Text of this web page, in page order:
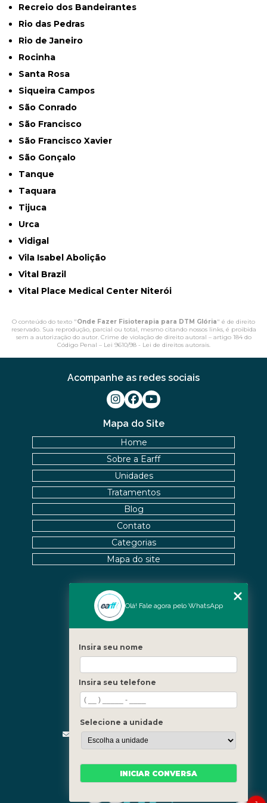
Recreio dos Bandeirantes
Rio das Pedras
Rio de Janeiro
Rocinha
Santa Rosa
Siqueira Campos
São Conrado
São Francisco
São Francisco Xavier
São Gonçalo
Tanque
Taquara
Tijuca
Urca
Vidigal
Vila Isabel Abolição
Vital Brazil
Vital Place Medical Center Niterói
O conteúdo do texto "Onde Fazer Fisioterapia para DTM Glória" é de direito
reservado. Sua reprodução, parcial ou total, mesmo citando nossos links, é proibida
sem a autorização do autor. Crime de violação de direito autoral – artigo 184 do
Código Penal – Lei 9610/98 - Lei de direitos autorais.
Fale Conosco
(21) 3619-5657
(21) 99390-3850
contato@fisioterapiainvestigativa.com
Segunda a sexta, das 7h às 21h
Nossas Unidades
Barra - Rio de Janeiro
Mapa do Site
Home
Sobre a Earff
Unidades
Tratamentos
Blog
Contato
Categorias
Mapa do site
Acompanhe as redes sociais
Olá! Fale agora pelo WhatsApp
Insira seu nome
Insira seu telefone
Selecione a unidade
INICIAR CONVERSA